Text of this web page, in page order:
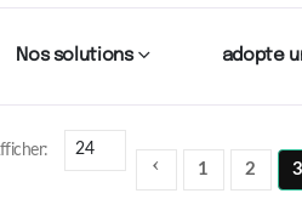
Nos solutions adopte
1 2 3